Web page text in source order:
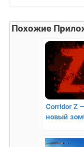
Похожие
Corridor Z
новый